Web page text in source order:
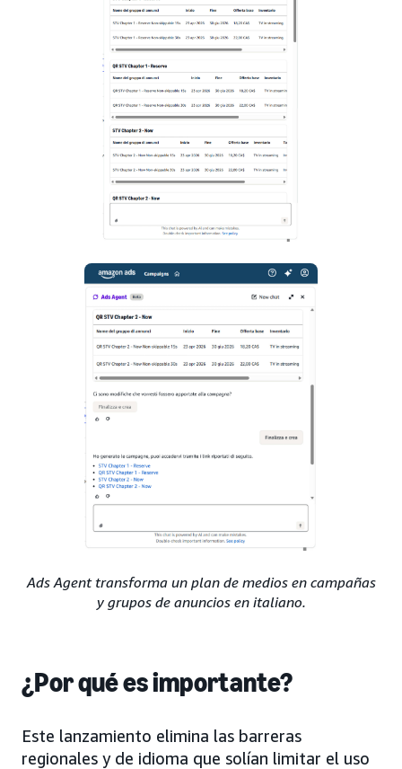
Ads Agent transforma un plan de medios en campañas
y grupos de anuncios en italiano.
¿Por qué es importante?
Este lanzamiento elimina las barreras
regionales y de idioma que solían limitar el uso